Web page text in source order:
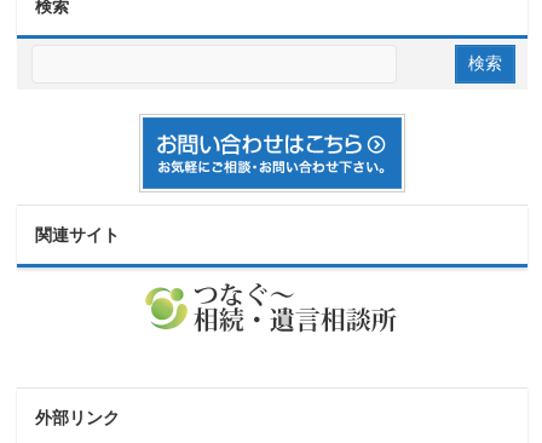
検索
関連サイト
外部リンク